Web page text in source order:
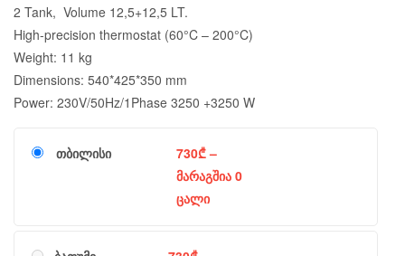
2 Tank, Volume 12,5+12,5 LT.
High-precision thermostat (60°C – 200°C)
Weight: 11 kg
Dimensions: 540*425*350 mm
Power: 230V/50Hz/1Phase 3250 +3250 W
თბილისი 730₾–
მარაგშია 0
ცალი